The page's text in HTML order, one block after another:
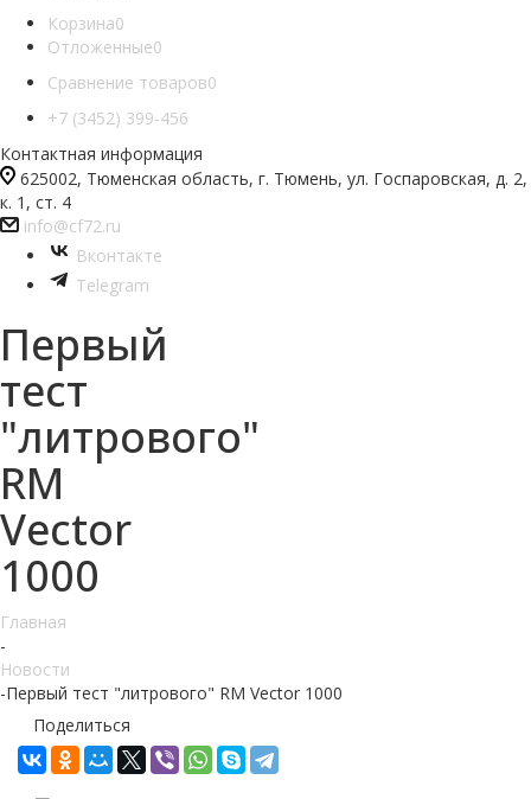
Корзина0
Отложенные0
Сравнение товаров0
+7 (3452) 399-456
Контактная информация
625002, Тюменская область, г. Тюмень, ул. Госпаровская, д. 2,
к. 1, ст. 4
info@cf72.ru
Вконтакте
Telegram
Первый
тест
"литрового"
RM
Vector
1000
Главная
-
Новости
-Первый тест "литрового" RM Vector 1000
Поделиться